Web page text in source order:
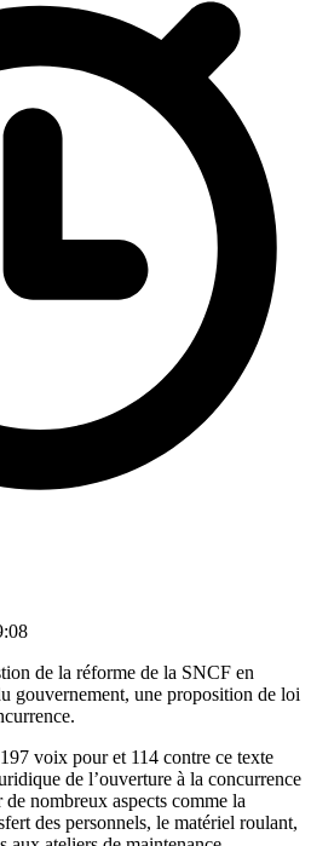
de la réforme de la SNCF en
gouvernement, une proposition de loi
voix pour et 114 contre ce texte
de l’ouverture à la concurrence
nombreux aspects comme la
des personnels, le matériel roulant,